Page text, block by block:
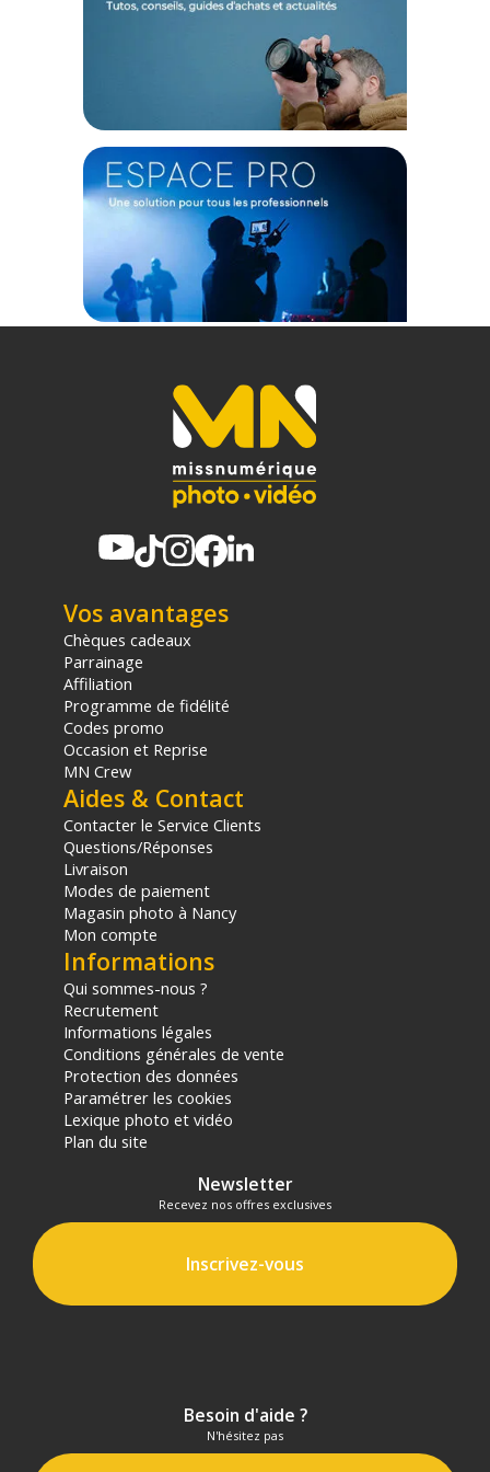
Vos avantages
Chèques cadeaux
Parrainage
Affiliation
Programme de fidélité
Codes promo
Occasion et Reprise
MN Crew
Aides & Contact
Contacter le Service Clients
Questions/Réponses
Livraison
Modes de paiement
Magasin photo à Nancy
Mon compte
Informations
Qui sommes-nous ?
Recrutement
Informations légales
Conditions générales de vente
Protection des données
Paramétrer les cookies
Lexique photo et vidéo
Plan du site
Newsletter
Recevez nos offres exclusives
Inscrivez-vous
Besoin d'aide ?
N'hésitez pas